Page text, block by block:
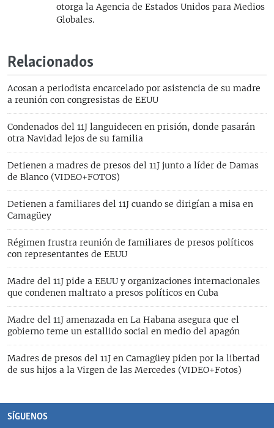
otorga la Agencia de Estados Unidos para Medios
Globales.
Relacionados
Acosan a periodista encarcelado por asistencia de su madre
a reunión con congresistas de EEUU
Condenados del 11J languidecen en prisión, donde pasarán
otra Navidad lejos de su familia
Detienen a madres de presos del 11J junto a líder de Damas
de Blanco (VIDEO+FOTOS)
Detienen a familiares del 11J cuando se dirigían a misa en
Camagüey
Régimen frustra reunión de familiares de presos políticos
con representantes de EEUU
Madre del 11J pide a EEUU y organizaciones internacionales
que condenen maltrato a presos políticos en Cuba
Madre del 11J amenazada en La Habana asegura que el
gobierno teme un estallido social en medio del apagón
Madres de presos del 11J en Camagüey piden por la libertad
de sus hijos a la Virgen de las Mercedes (VIDEO+Fotos)
SÍGUENOS